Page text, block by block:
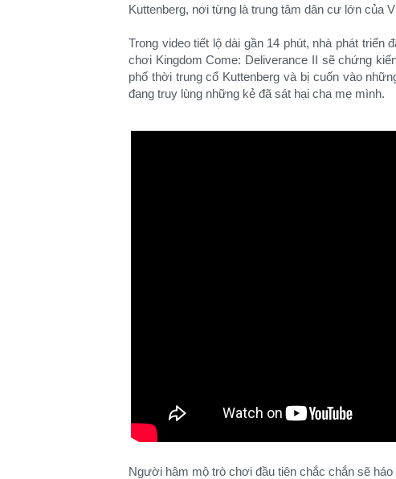
Kuttenberg, nơi từng là trung tâm dân cư lớn của
Trong video tiết lộ dài gần 14 phút, nhà phát
chơi Kingdom Come: Deliverance II sẽ chứng
phố thời trung cổ Kuttenberg và bị cuốn vào
đang truy lùng những kẻ đã sát hại cha mẹ mình.
Người hâm mộ trò chơi đầu tiên chắc chắn sẽ